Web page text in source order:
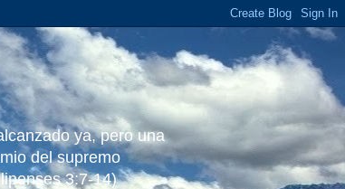
ya, pero una
del supremo
3:7-14)